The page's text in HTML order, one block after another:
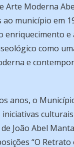
Arte Moderna
município em
enriquecimento e
como
e
anos, o
culturais
João Abel
“O Retrato